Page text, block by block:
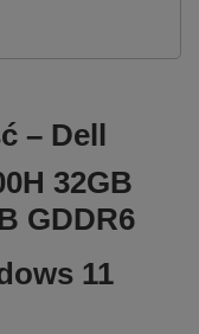
– Dell
32GB
GDDR6
11